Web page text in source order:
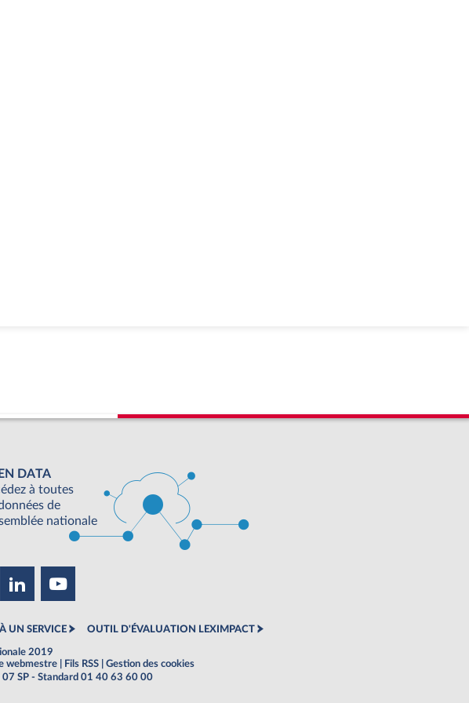
DATA
à toutes
de
nationale
UN SERVICE OUTIL D'ÉVALUATION LEXIMPACT
2019
webmestre Fils RSS
Gestion des cookies
SP - Standard 01 40 63 60 00